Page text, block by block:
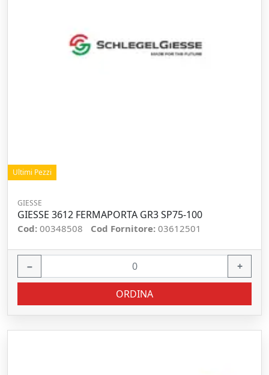
Ultimi Pezzi
GIESSE
GIESSE 3612 FERMAPORTA GR3 SP75-100
Cod: 00348508 Cod Fornitore: 03612501
− +
ORDINA